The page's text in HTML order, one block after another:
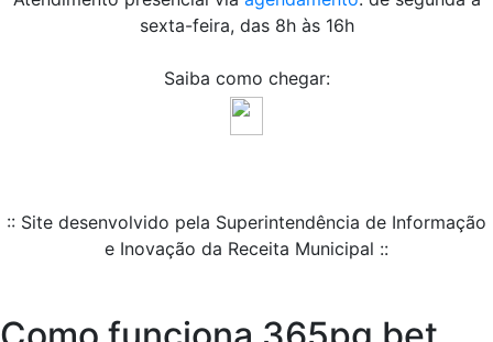
sexta-feira, das 8h às 16h
Saiba como chegar:
:: Site desenvolvido pela Superintendência de Informação
e Inovação da Receita Municipal ::